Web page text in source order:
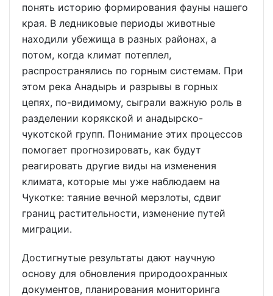
понять историю формирования фауны нашего
края. В ледниковые периоды животные
находили убежища в разных районах, а
потом, когда климат потеплел,
распространялись по горным системам. При
этом река Анадырь и разрывы в горных
цепях, по-видимому, сыграли важную роль в
разделении корякской и анадырско-
чукотской групп. Понимание этих процессов
помогает прогнозировать, как будут
реагировать другие виды на изменения
климата, которые мы уже наблюдаем на
Чукотке: таяние вечной мерзлоты, сдвиг
границ растительности, изменение путей
миграции.
Достигнутые результаты дают научную
основу для обновления природоохранных
документов, планирования мониторинга